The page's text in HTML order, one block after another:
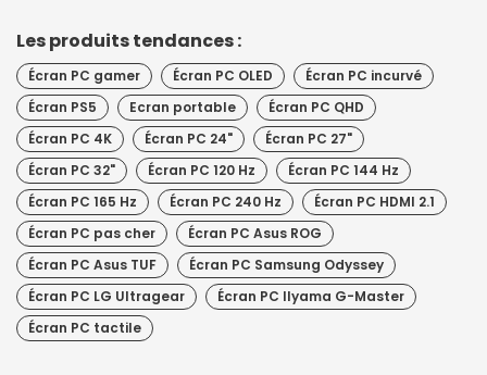
Les produits tendances :
Écran PC gamer Écran PC OLED
Écran PC incurvé
Écran PS5
Ecran portable
Écran PC QHD
Écran PC 4K
Écran PC 24"
Écran PC 27"
Écran PC 32"
Écran PC 120 Hz
Écran PC 144 Hz
Écran PC 165 Hz
Écran PC 240 Hz
Écran PC HDMI 2.1
Écran PC pas cher
Écran PC Asus ROG
Écran PC Asus TUF
Écran PC Samsung Odyssey
Écran PC LG Ultragear
Écran PC IIyama G-Master
Écran PC tactile